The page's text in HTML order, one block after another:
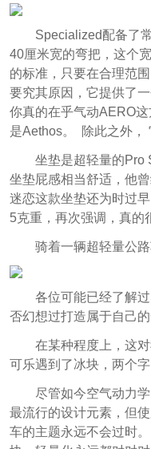
Specialized配备了
40厘米宽的弯把，这个
的标准，只要在合理范
要究其原因，它提供了
你真的在乎气动AERO
是Aethos。 除此之外，
坐垫是超轻量的Pro
坐垫屁感相当舒适，他曾
迷恋这款坐垫还为时过
5克重，再次强调，真的
骑着一辆超轻量公
各位可能已经了解
否幻想过打造属于自己
在某种程度上，这
可乐遇到了冰块，两个字
尽管如今空气动力
最流行的设计元素，但
车的主题永远不会过时。